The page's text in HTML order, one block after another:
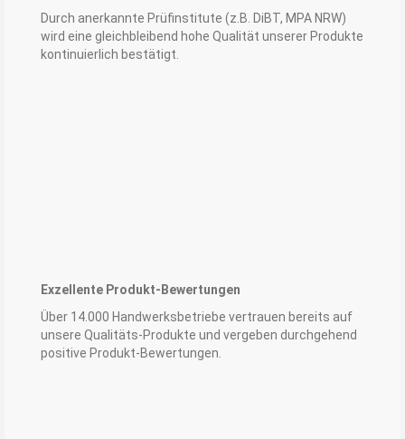
Durch anerkannte Prüfinstitute (z.B. DiBT, MPA NRW)
wird eine gleichbleibend hohe Qualität unserer Produkte
kontinuierlich bestätigt.
Exzellente Produkt-Bewertungen
Über 14.000 Handwerksbetriebe vertrauen bereits auf
unsere Qualitäts-Produkte und vergeben durchgehend
positive Produkt-Bewertungen.